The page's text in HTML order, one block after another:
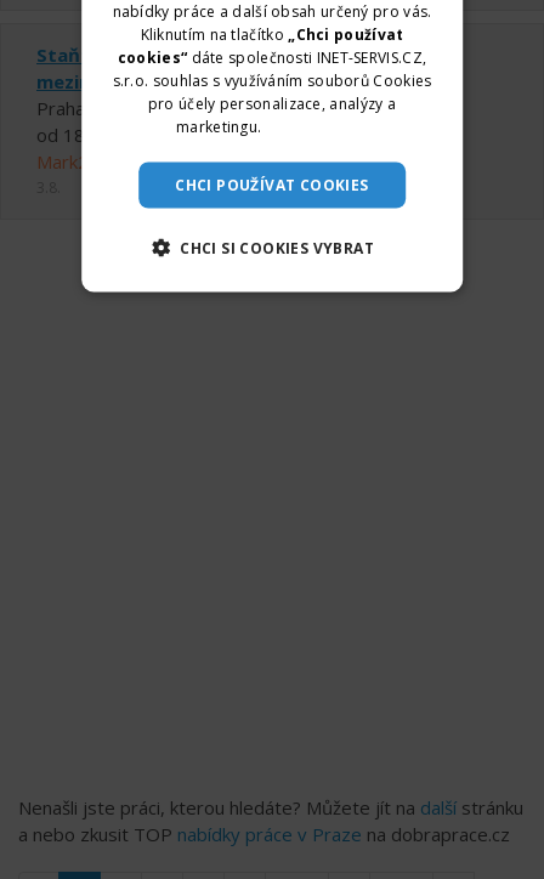
Staňte se součástí bezpečnostního týmu pro
mezinárodní školu v Praze (M/Ž)
Praha
od 180 ,- Kč do 200 ,- Kč za hodinu
Mark2 Corporation Czech a.s.
Nenašli jste práci, kterou hledáte? Můžete jít na další stránku
a nebo zkusit TOP nabídky práce v Praze na dobraprace.cz
nabídky práce a další obsah určený pro vás.
Kliknutím na tlačítko„Chci používat
cookies“ dáte společnosti INET-SERVIS.CZ,
s.r.o. souhlas s využíváním souborů Cookies
pro účely personalizace, analýzy a
marketingu.
CHCI POUŽÍVAT COOKIES
CHCI SI COOKIES VYBRAT